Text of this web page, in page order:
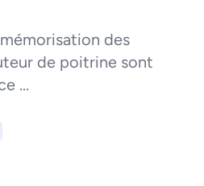
des
de poitrine sont
...